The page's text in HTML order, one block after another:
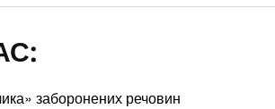
заборонених речовин